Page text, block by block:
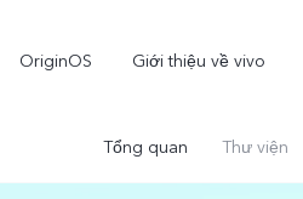
OriginOS Giới thiệu về vivo
Tổng quan Thư viện